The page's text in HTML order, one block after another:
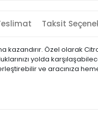
Taksit
kazandırır. Özel olarak
yolda
ve aracınıza